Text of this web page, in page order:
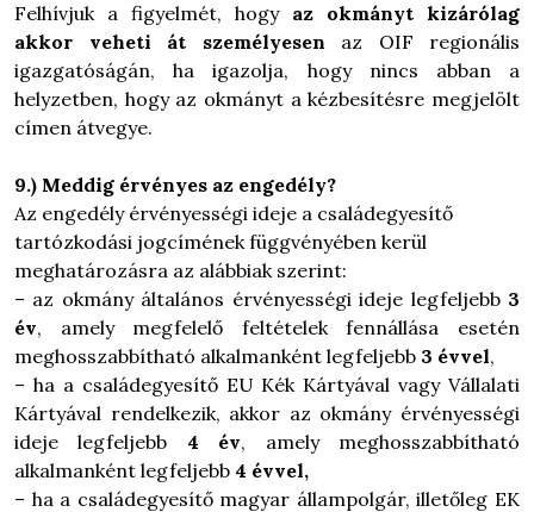
Felhívjuk a figyelmét, hogy az okmányt kizárólag
akkor veheti át személyesen az OIF regionális
igazgatóságán, ha igazolja, hogy nincs abban a
helyzetben, hogy az okmányt a kézbesítésre megjelölt
címen átvegye.
9.) Meddig érvényes az engedély?
Az engedély érvényességi ideje a családegyesítő
tartózkodási jogcímének függvényében kerül
meghatározásra az alábbiak szerint:
– az okmány általános érvényességi ideje legfeljebb 3
év, amely megfelelő feltételek fennállása esetén
meghosszabbítható alkalmanként legfeljebb 3 évvel,
– ha a családegyesítő EU Kék Kártyával vagy Vállalati
Kártyával rendelkezik, akkor az okmány érvényességi
ideje legfeljebb 4 év, amely meghosszabbítható
alkalmanként legfeljebb 4 évvel,
– ha a családegyesítő magyar állampolgár, illetőleg EK